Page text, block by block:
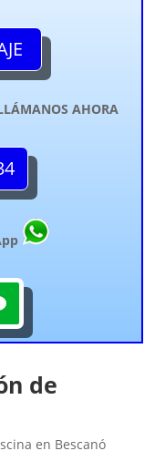
AHORA
de
en Bescanó